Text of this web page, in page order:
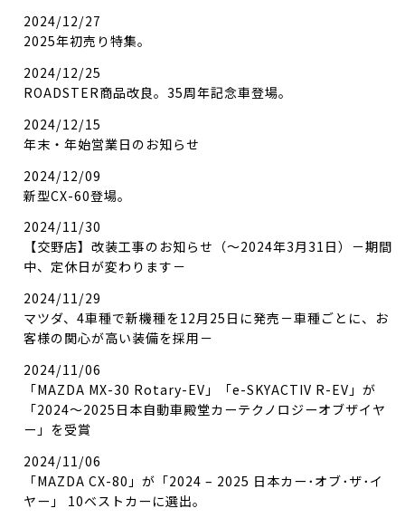
2024/12/27
2025年初売り特集。
2024/12/25
ROADSTER商品改良。35周年記念車登場。
2024/12/15
年末・年始営業日のお知らせ
2024/12/09
新型CX-60登場。
2024/11/30
【交野店】改装工事のお知らせ（～2024年3月31日）－期間
中、定休日が変わります－
2024/11/29
マツダ、4車種で新機種を12月25日に発売－車種ごとに、お
客様の関心が高い装備を採用－
2024/11/06
「MAZDA MX-30 Rotary-EV」「e-SKYACTIV R-EV」が
「2024～2025日本自動車殿堂カーテクノロジーオブザイヤ
ー」を受賞
2024/11/06
「MAZDA CX-80」が「2024 – 2025 日本カー･オブ･ザ･イ
ヤー」 10ベストカーに選出。